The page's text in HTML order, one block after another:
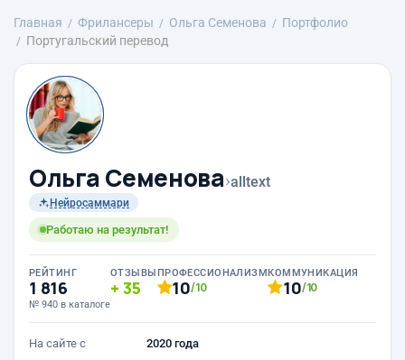
Главная Фрилансеры Ольга Семенова
Портфолио
Португальский перевод
Ольга Семенова›alltext
Нейросаммари
Работаю на результат!
РЕЙТИНГ
1 816
№ 940 в каталоге
ОТЗЫВЫ
35
ПРОФЕССИОНАЛИЗМ
10/10
КОММУНИКАЦИЯ
10/10
На сайте с 2020 года